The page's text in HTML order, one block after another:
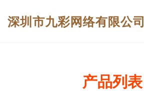
深圳市九彩网络有限公司
产品列表